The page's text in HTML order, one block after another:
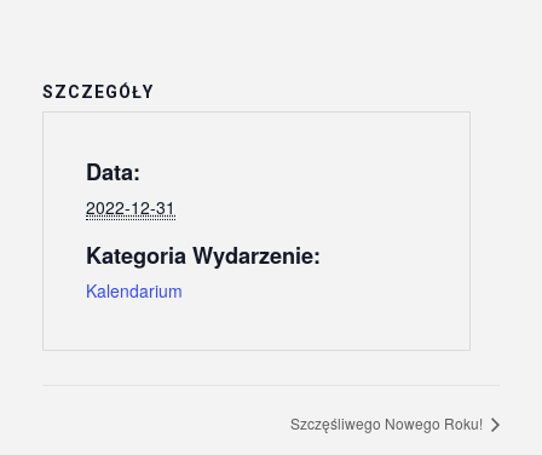
SZCZEGÓŁY
Data:
2022-12-31
Kategoria Wydarzenie:
Kalendarium
Szczęśliwego Nowego Roku!